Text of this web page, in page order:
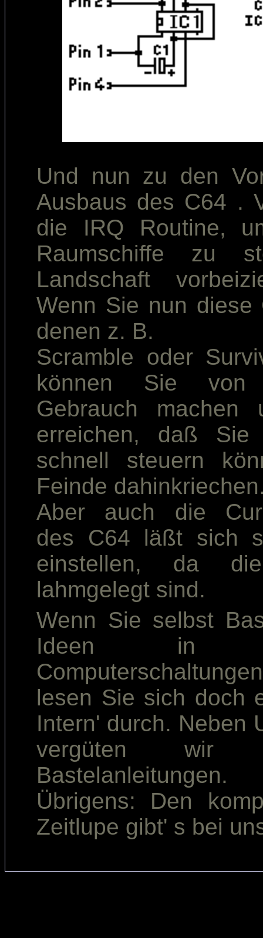
Und nun zu den
Ausbaus des C64 .
die IRQ Routine,
Raumschiffe zu
Landschaft
Wenn Sie nun diese
denen z. B.
Scramble oder
können Sie von
Gebrauch machen
erreichen, daß
schnell steuern
Feinde
Aber auch die
des C64 läßt sich
einstellen, da
lahmgelegt sind.
Wenn Sie selbst
Ideen in
lesen Sie sich doch
Intern' durch. Neben
vergüten wir
Bastelanleitungen.
Übrigens: Den
Zeitlupe gibt' s bei